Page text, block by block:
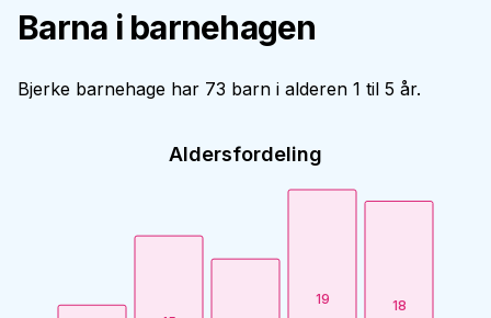
Barna i barnehagen
Bjerke barnehage har 73 barn i alderen 1 til 5 år.
Aldersfordeling
19 18